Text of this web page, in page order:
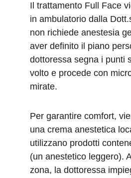
Il trattamento Full Face
in ambulatorio dalla
non richiede anestesia
aver definito il piano
dottoressa segna i punti
volto e procede con
mirate.
Per garantire comfort,
una crema anestetica
utilizzano prodotti
(un anestetico leggero).
zona, la dottoressa